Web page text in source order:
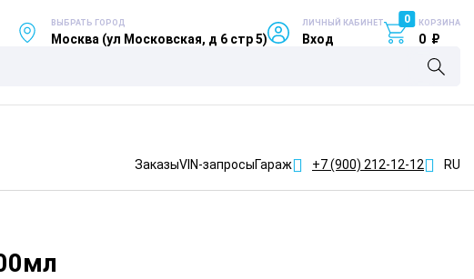
ВЫБРАТЬ ГОРОД
Москва (ул Московская, д 6 стр 5)
ЛИЧНЫЙ КАБИНЕТ
Вход
0 КОРЗИНА
0 ₽
ЗаказыVIN-запросыГараж +7 (900) 212-12-12 RU